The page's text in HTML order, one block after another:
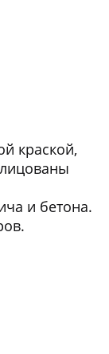
краской,
и бетона.